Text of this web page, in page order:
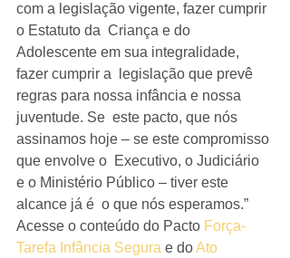
com a legislação vigente, fazer cumprir
o Estatuto da  Criança e do
Adolescente em sua integralidade,
fazer cumprir a  legislação que prevê
regras para nossa infância e nossa
juventude. Se  este pacto, que nós
assinamos hoje – se este compromisso
que envolve o  Executivo, o Judiciário
e o Ministério Público – tiver este
alcance já é  o que nós esperamos.”
Acesse o conteúdo do Pacto Força-
Tarefa Infância Segura e do Ato